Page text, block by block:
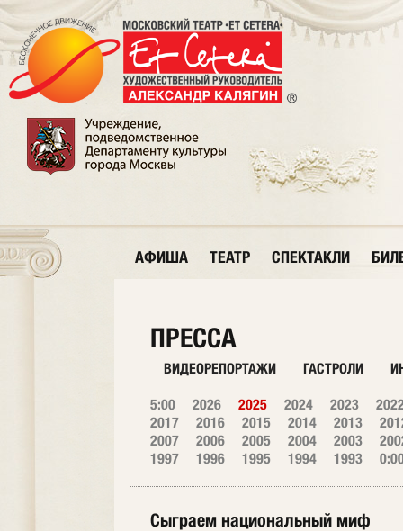
АФИША ТЕАТР СПЕКТАКЛИ
ПРЕССА
ВИДЕОРЕПОРТАЖИ ГАСТРОЛИ
5:00 2026 2025 2024 2023
2017
2016 2015 2014 2013
2007
2006 2005 2004 2003
1997
1996 1995 1994 1993
Сыграем национальный миф